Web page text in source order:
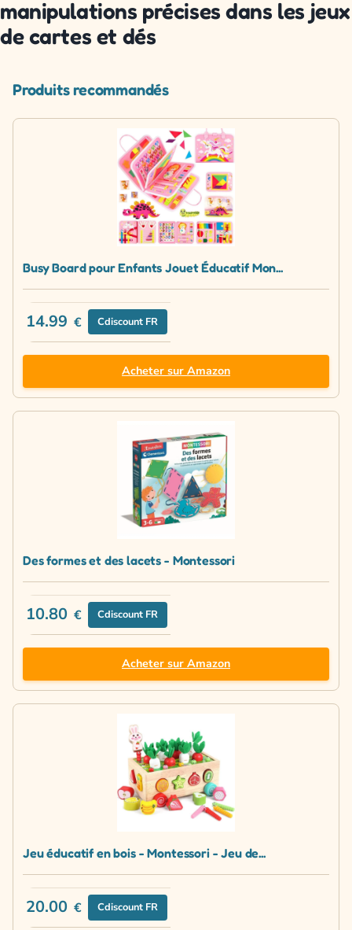
manipulations précises dans les jeux
de cartes et dés
Produits recommandés
Busy Board pour Enfants Jouet Éducatif Mon...
14.99 € Cdiscount FR
Acheter sur Amazon
Des formes et des lacets - Montessori
10.80 € Cdiscount FR
Acheter sur Amazon
Jeu éducatif en bois - Montessori - Jeu de...
20.00 € Cdiscount FR